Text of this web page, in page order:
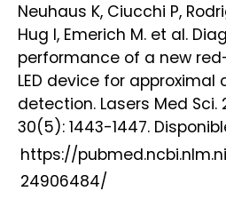
Neuhaus K, Ciucchi P,
Hug I, Emerich M. et al.
performance of a new
LED device for approximal
detection. Lasers Med Sci.
30(5): 1443-1447.
https://
24906484/